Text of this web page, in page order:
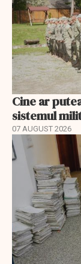
Cine ar
sistemul
07 AUGUST 2026